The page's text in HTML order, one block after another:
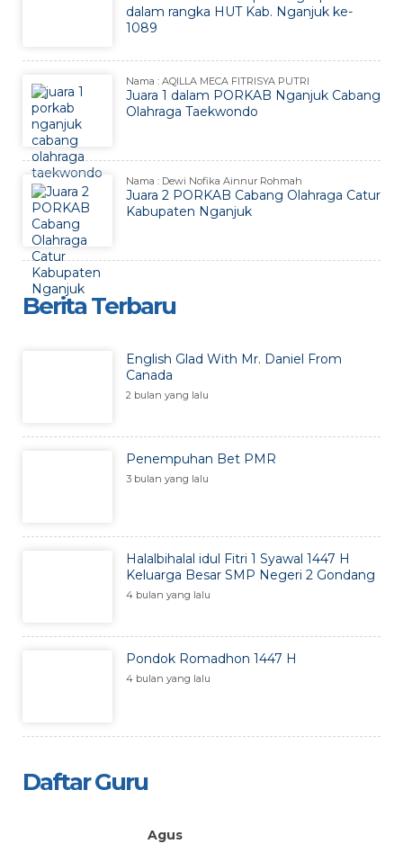
dalam rangka HUT Kab. Nganjuk ke-
1089
Nama : AQILLA MECA FITRISYA PUTRI
Juara 1 dalam PORKAB Nganjuk Cabang
Olahraga Taekwondo
Nama : Dewi Nofika Ainnur Rohmah
Juara 2 PORKAB Cabang Olahraga Catur
Kabupaten Nganjuk
Berita Terbaru
English Glad With Mr. Daniel From
Canada
2 bulan yang lalu
Penempuhan Bet PMR
3 bulan yang lalu
Halalbihalal idul Fitri 1 Syawal 1447 H
Keluarga Besar SMP Negeri 2 Gondang
4 bulan yang lalu
Pondok Romadhon 1447 H
4 bulan yang lalu
Daftar Guru
Agus